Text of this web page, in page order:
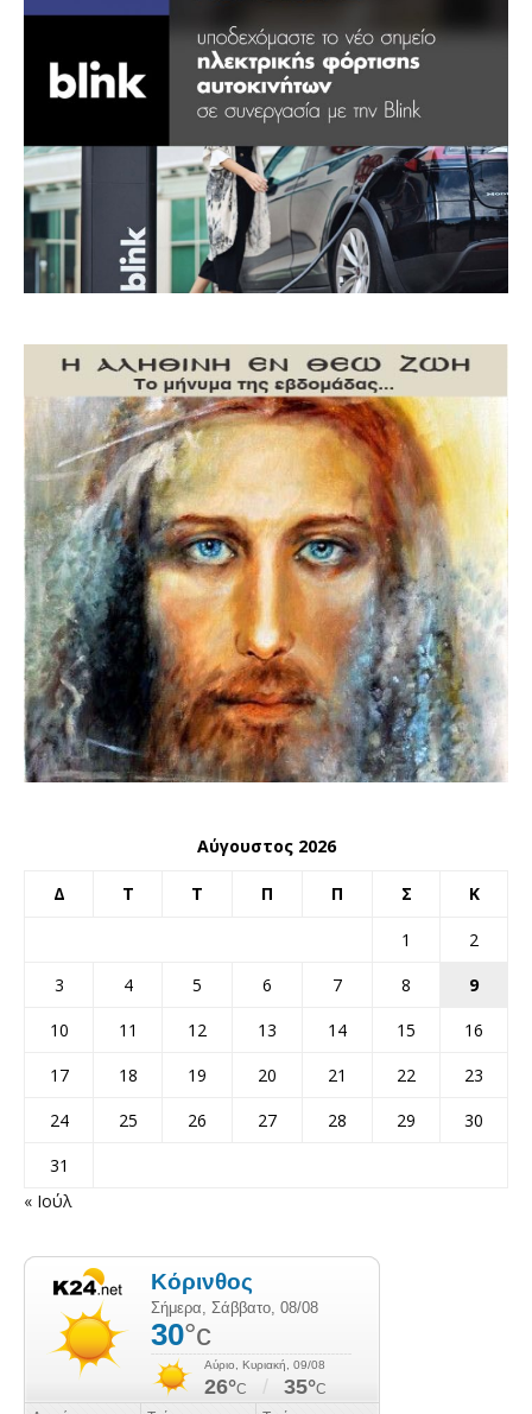
Αύγουστος 2026
Δ Τ Τ Π Π Σ Κ
1
2
3
4 5 6 7 8
9
10
11 12 13 14 15
16
17
18 19 20 21 22
23
24
25 26 27 28 29
30
31
« Ιούλ